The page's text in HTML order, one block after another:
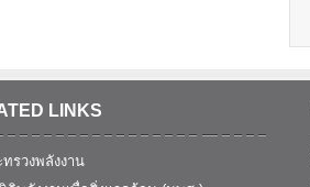
LINKS
ทรวงพลังงาน